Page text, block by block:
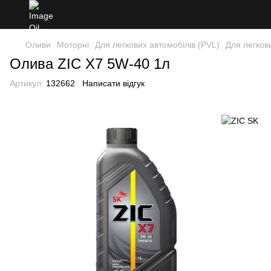
Оливи Моторні Для легкових автомобілів (PVL) Для
Олива ZIC X7 5W-40 1л
Артикул: 132662 Написати відгук